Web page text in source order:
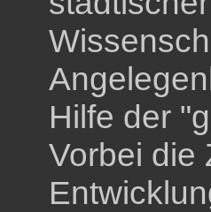
Hilfe der
Vorbei die